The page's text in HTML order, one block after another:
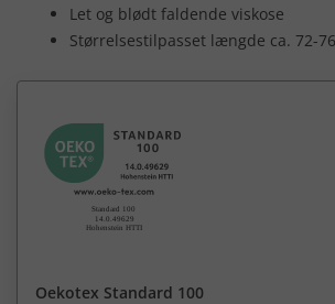
Let og blødt faldende viskose
Størrelsestilpasset længde ca. 72-
Oekotex Standard 100